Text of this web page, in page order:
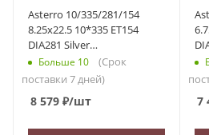
Asterro 10/335/281/154
8.25x22.5 10*335 ET154
DIA281 Silver
Штампованный
Больше 10
(Срок
поставки 7 дней)
8 579 ₽/шт 7